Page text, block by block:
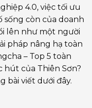
4.0, việc tối ưu
sống còn của doanh
lên như một người
pháp nâng hạ toàn
– Top 5 toàn
hút của Thiên Sơn?
bài viết dưới đây.